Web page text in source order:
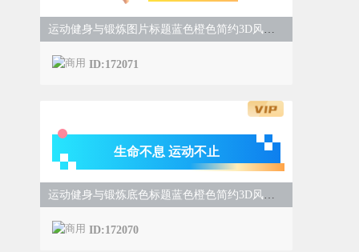
ID:172071
生命不息 运动不止
ID:172070